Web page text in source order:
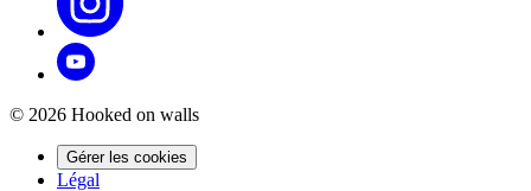
© 2026 Hooked on walls
Gérer les cookies
Légal